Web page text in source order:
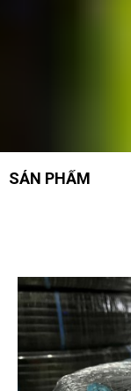
SẢN PHẨM